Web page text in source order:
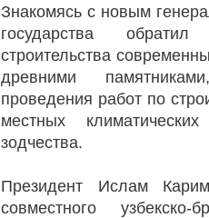
Знакомясь с новым
государства
строительства
древними
проведения работ по
местных
зодчества.
Президент Ислам
совместного узбекско-